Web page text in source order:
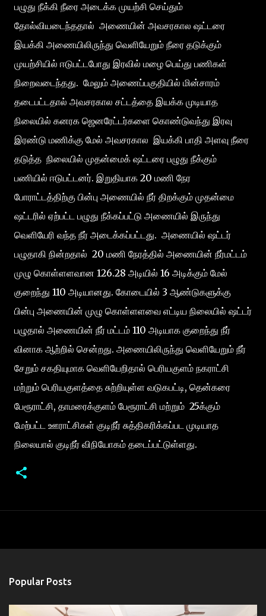
பழுது நீக்கி நீரை அடைக்க முயற்சி செய்தும்
தோல்வியடைந்ததால் அணையின் அவசரகால ஷட்டரை
இயக்கி அணையிலிருந்து வெளியேறும் நீரை தடுக்கும்
முயற்சியில் ஈடுபட்டபோது இரவில் மழை பெய்து பணிகள்
நிறைவடைந்தது. மேலும் அணைப்பகுதியில் மின்சாரம்
தடைபட்டதால் அவசரகால சட்டத்தை இயக்க முடியாத
நிலையில் கனரக ஜெனரேட்டர்களை கொண்டுவந்து இரவு
இரண்டு மணிக்கு மேல் அவசரகால இயக்கி பாதி அளவு நீரை
தடுத்த நிலையில் முதன்மைக் ஷட்டரை பழுது நீக்கும்
பணியில் ஈடுபட்டனர். இறுதியாக 20 மணி நேர
போராட்டத்திற்கு பின்பு அணையில் நீர் திறக்கும் முதன்மை
ஷட்டரில் ஏற்பட்ட பழுது நீக்கப்பட்டு அணையில் இருந்து
வெளியேரி வந்த நீர் அடைக்கப்பட்டது. அணையில் ஷட்டர்
பழுதாகி நின்றதால் 20 மணி நேரத்தில் அணையின் நீர்மட்டம்
முழு கொள்ளளவான 126.28 அடியில் 16 அடிக்கும் மேல்
குறைந்து 110 அடியானது. கோடையில் 3 ஆண்டுகளுக்கு
பின்பு அணையின் முழு கொள்ளளவை எட்டிய நிலையில் ஷட்டர்
பழுதால் அணையின் நீர் மட்டம் 110 அடியாக குறைந்து நீர்
வினாக ஆற்றில் சென்றது. அணையிலிருந்து வெளியேறும் நீர்
சேறும் சகதியுமாக வெளியேறிதால் பெரியகுளம் நகராட்சி
மற்றும் பெரியகுளத்தை சுற்றியுள்ள வடுகபட்டி, தென்கரை
பேரூராட்சி, தாமரைக்குளம் பேரூராட்சி மற்றும் 25க்கும்
மேற்பட்ட ஊராட்சிகள் குடிநீர் சுத்திகரிக்கப்பட முடியாத
நிலையால் குடிநீர் விநியோகம் தடைப்பட்டுள்ளது.
Popular Posts